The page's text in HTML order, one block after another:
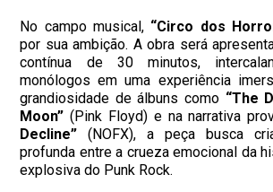
No campo musical, “Circo dos
por sua ambição. A obra será
contínua de 30 minutos,
monólogos em uma experiência
grandiosidade de álbuns como “The
Moon” (Pink Floyd) e na narrativa
Decline” (NOFX), a peça busca
profunda entre a crueza emocional da
explosiva do Punk Rock.